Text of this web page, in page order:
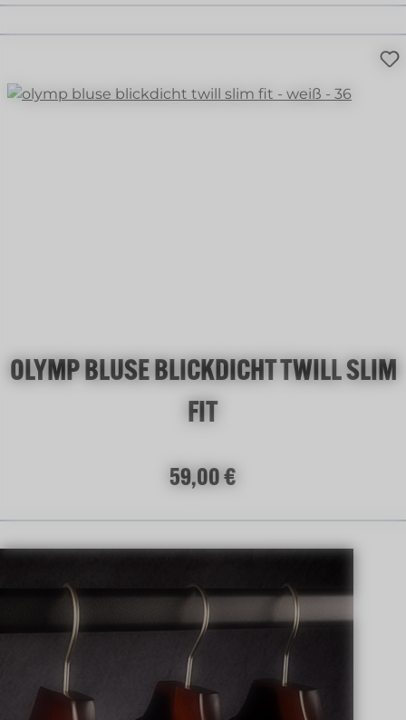
OLYMP BLUSE BLICKDICHT TWILL SLIM
FIT
Regulärer Preis:
59,00 €